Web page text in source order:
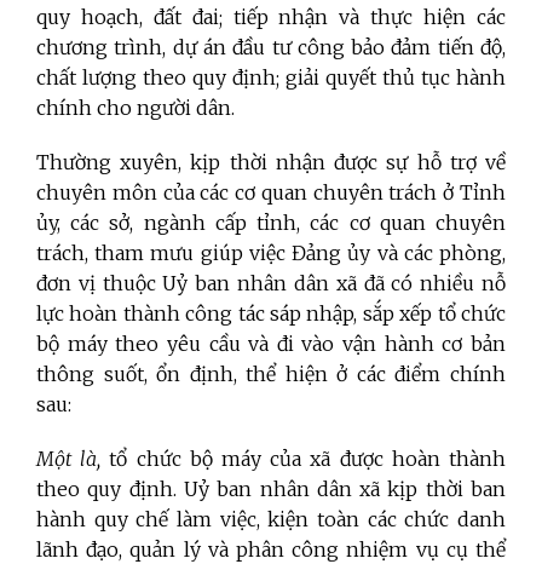
quy hoạch, đất đai; tiếp nhận và thực hiện các
chương trình, dự án đầu tư công bảo đảm tiến độ,
chất lượng theo quy định; giải quyết thủ tục hành
chính cho người dân.
Thường xuyên, kịp thời nhận được sự hỗ trợ về
chuyên môn của các cơ quan chuyên trách ở Tỉnh
ủy, các sở, ngành cấp tỉnh, các cơ quan chuyên
trách, tham mưu giúp việc Đảng ủy và các phòng,
đơn vị thuộc Uỷ ban nhân dân xã đã có nhiều nỗ
lực hoàn thành công tác sáp nhập, sắp xếp tổ chức
bộ máy theo yêu cầu và đi vào vận hành cơ bản
thông suốt, ổn định, thể hiện ở các điểm chính
sau:
Một là, tổ chức bộ máy của xã được hoàn thành
theo quy định. Uỷ ban nhân dân xã kịp thời ban
hành quy chế làm việc, kiện toàn các chức danh
lãnh đạo, quản lý và phân công nhiệm vụ cụ thể